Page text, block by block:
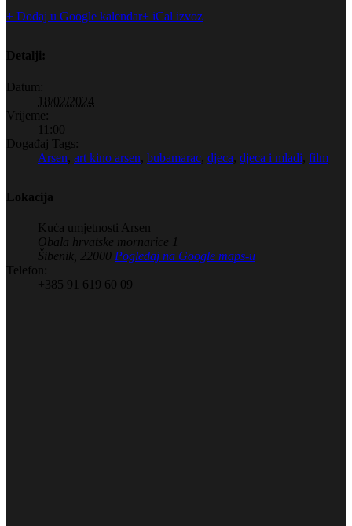
+ Dodaj u Google kalendar+ iCal izvoz
Detalji:
Datum:
18/02/2024
Vrijeme:
11:00
Događaj Tags:
Arsen, art kino arsen, bubamarac, djeca, djeca i mladi, film
Lokacija
Kuća umjetnosti Arsen
Obala hrvatske mornarice 1
Šibenik
22000 Pogledaj na Google maps-u
Telefon:
+385 91 619 60 09